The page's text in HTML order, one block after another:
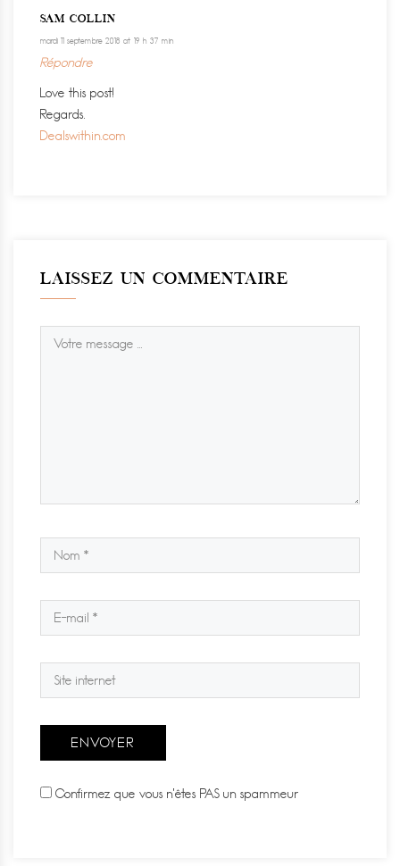
SAM COLLIN
mardi 11 septembre 2018 at 19 h 37 min
Répondre
Love this post!
Regards.
Dealswithin.com
LAISSEZ UN COMMENTAIRE
Confirmez que vous n'êtes PAS un spammeur